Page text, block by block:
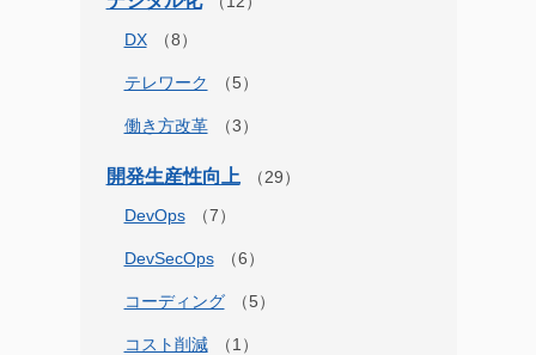
DX
テレワーク
働き方改革
開発生産性向上
DevOps
DevSecOps
コーディング
コスト削減